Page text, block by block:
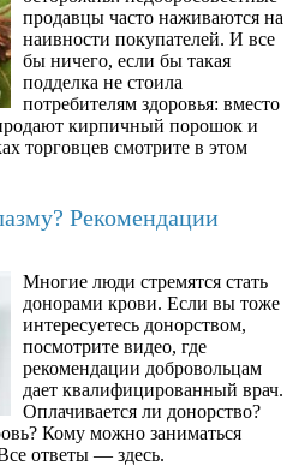
продавцы часто наживаются на
наивности покупателей. И все
бы ничего, если бы такая
подделка не стоила
потребителям здоровья: вместо
кирпичный порошок и
торговцев смотрите в этом
Рекомендации
Многие люди стремятся стать
донорами крови. Если вы тоже
интересуетесь донорством,
посмотрите видео, где
рекомендации добровольцам
дает квалифицированный врач.
Оплачивается ли донорство?
Кому можно заниматься
ответы — здесь.